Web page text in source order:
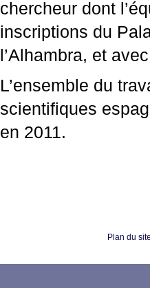
chercheur dont
inscriptions du
l’Alhambra, et
L’ensemble du
scientifiques
en 2011.
Plan du